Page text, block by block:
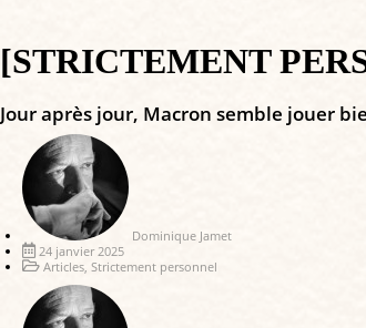
[STRICTEMENT
Jour après jour, Macron semble jouer
Dominique Jamet
24 janvier 2025
Articles Strictement personnel